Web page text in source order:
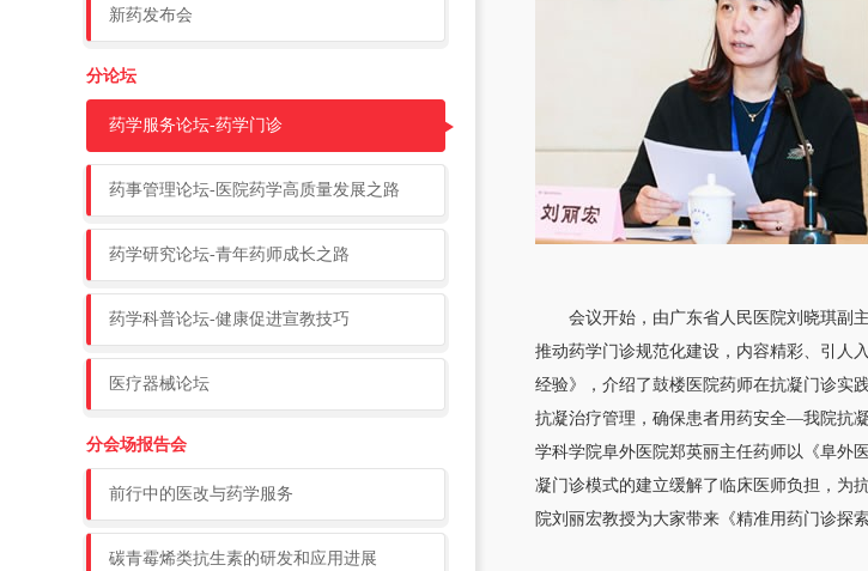
新药发布会
分论坛
药学服务论坛-药学门诊
药事管理论坛-医院药学高质量发展之路
药学研究论坛-青年药师成长之路
药学科普论坛-健康促进宣教技巧
医疗器械论坛
分会场报告会
前行中的医改与药学服务
碳青霉烯类抗生素的研发和应用进展
会议开始，由广东省人民医院刘晓琪副
推动药学门诊规范化建设，内容精彩、引人
经验》，介绍了鼓楼医院药师在抗凝门诊实
抗凝治疗管理，确保患者用药安全—我院抗
学科学院阜外医院郑英丽主任药师以《阜外
凝门诊模式的建立缓解了临床医师负担，为
院刘丽宏教授为大家带来《精准用药门诊探